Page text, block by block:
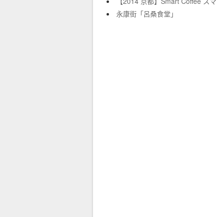
永康街「呂桑食堂」